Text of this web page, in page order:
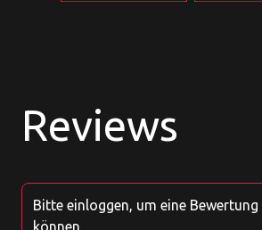
Reviews
Bitte einloggen, um eine Bewertung
können.